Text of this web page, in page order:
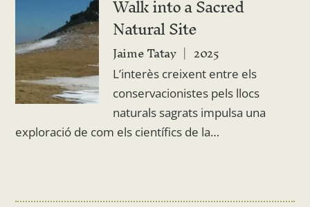
Walk into a Sacred
Natural Site
Jaime Tatay 2025
L’interès creixent entre els
conservacionistes pels llocs
naturals sagrats impulsa una
exploració de com els científics de la…